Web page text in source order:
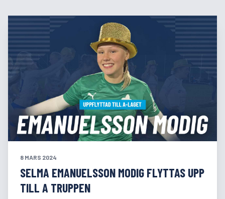
8 MARS 2024
SELMA EMANUELSSON MODIG FLYTTAS UPP
TILL A TRUPPEN